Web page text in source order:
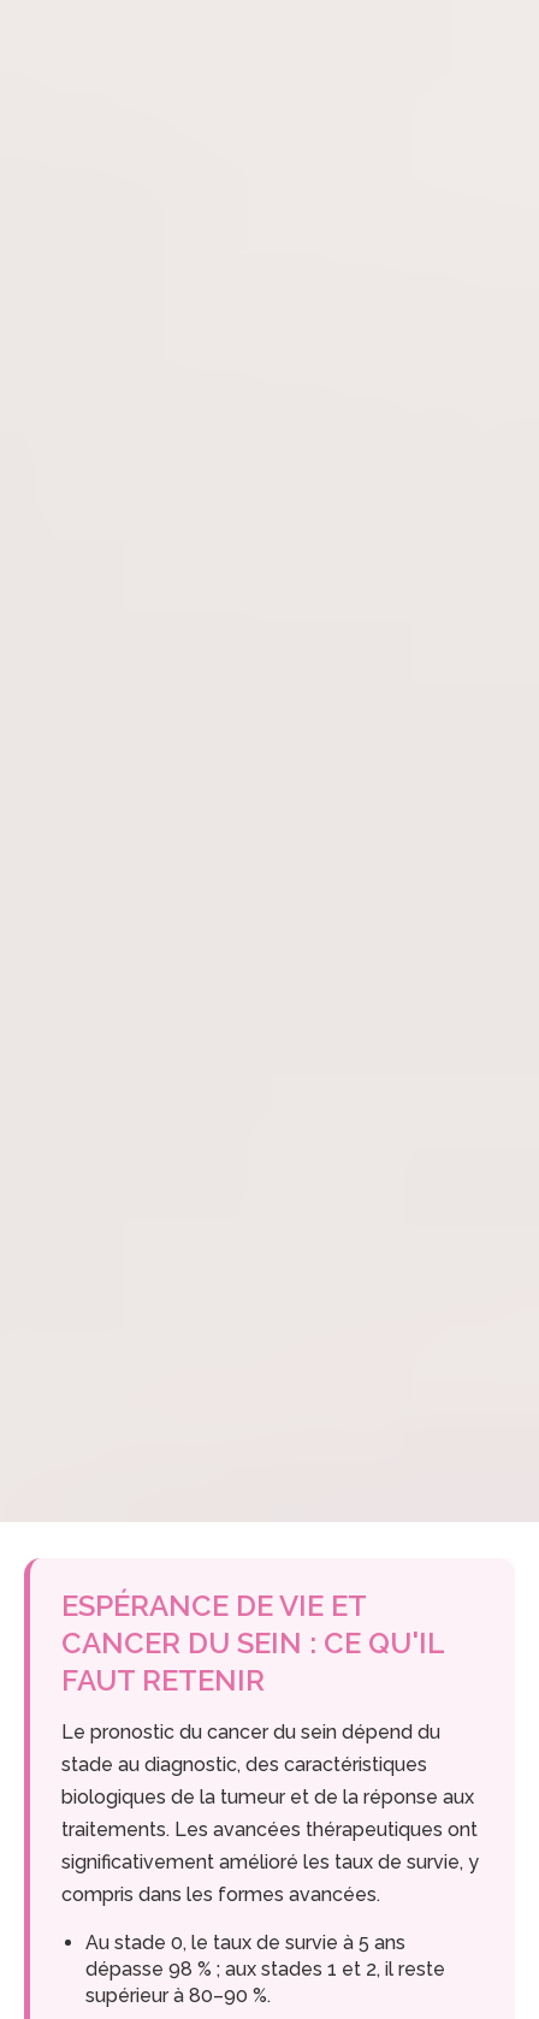
ESPÉRANCE DE VIE ET
CANCER DU SEIN : CE QU'IL
FAUT RETENIR
Le pronostic du cancer du sein dépend du
stade au diagnostic, des caractéristiques
biologiques de la tumeur et de la réponse aux
traitements. Les avancées thérapeutiques ont
significativement amélioré les taux de survie, y
compris dans les formes avancées.
Au stade 0, le taux de survie à 5 ans
dépasse 98 % ; aux stades 1 et 2, il reste
supérieur à 80–90 %.